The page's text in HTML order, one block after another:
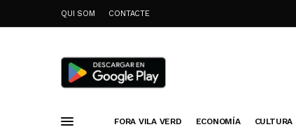
QUI SOM CONTACTE
FORA VILA VERD ECONOMÍA CULTURA